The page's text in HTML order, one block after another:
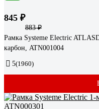
845 ₽
883 ₽
Рамка Systeme Electric
карбон, ATN001004
5(1960)